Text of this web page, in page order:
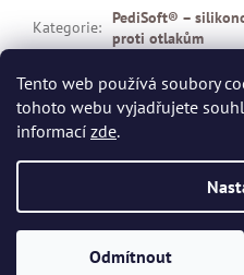
Tento web používá soubory
tohoto webu vyjadřujete
informací zde.
Odmítnout
Kategorie: PediSoft® –
proti otlakům
Copyright 2026Dvort.cz -